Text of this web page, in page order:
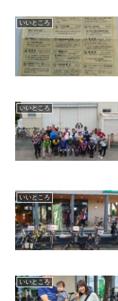
いいところ
いいところ
いいところ
いいところ